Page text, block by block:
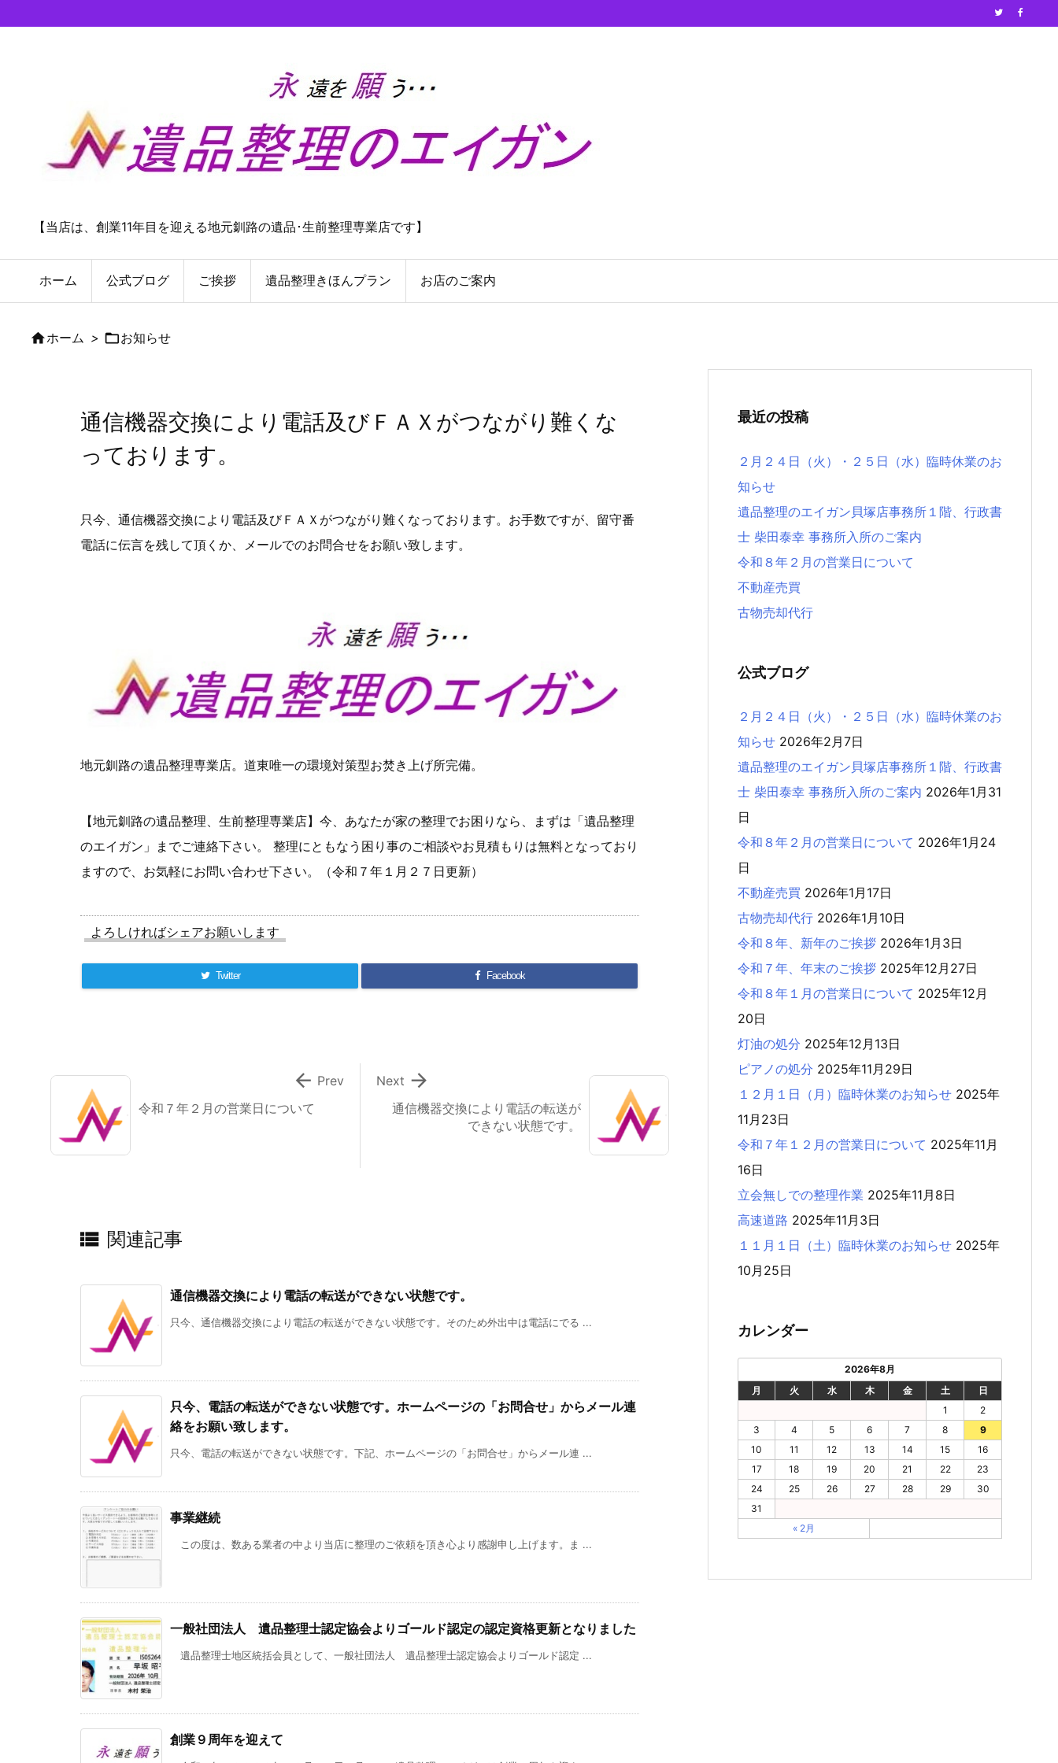
【当店は、創業11年目を迎える地元釧路の遺品･生前整理専業店です】
ホーム 公式ブログ ご挨拶 遺品整理きほんプラン お店のご案内
ホーム > お知らせ
通信機器交換により電話及びＦＡＸがつながり難くな
っております。
只今、通信機器交換により電話及びＦＡＸがつながり難くなっております。お手数ですが、留守番
電話に伝言を残して頂くか、メールでのお問合せをお願い致します。
地元釧路の遺品整理専業店。道東唯一の環境対策型お焚き上げ所完備。
【地元釧路の遺品整理、生前整理専業店】今、あなたが家の整理でお困りなら、まずは「遺品整理
のエイガン」までご連絡下さい。 整理にともなう困り事のご相談やお見積もりは無料となっており
ますので、お気軽にお問い合わせ下さい。（令和７年１月２７日更新）
よろしければシェアお願いします
Twitter Facebook
通信機器交換により電話の転送が
できない状態です。

Next
令和７年２月の営業日について
 Prev
 関連記事
通信機器交換により電話の転送ができない状態です。
只今、通信機器交換により電話の転送ができない状態です。そのため外出中は電話にでる ...
只今、電話の転送ができない状態です。ホームページの「お問合せ」からメール連
絡をお願い致します。
只今、電話の転送ができない状態です。下記、ホームページの「お問合せ」からメール連 ...
事業継続
この度は、数ある業者の中より当店に整理のご依頼を頂き心より感謝申し上げます。ま ...
一般社団法人 遺品整理士認定協会よりゴールド認定の認定資格更新となりました
遺品整理士地区統括会員として、一般社団法人 遺品整理士認定協会よりゴールド認定 ...
創業９周年を迎えて
最近の投稿
２月２４日（火）・２５日（水）臨時休業のお
知らせ
遺品整理のエイガン貝塚店事務所１階、行政書
士 柴田泰幸 事務所入所のご案内
令和８年２月の営業日について
不動産売買
古物売却代行
公式ブログ
２月２４日（火）・２５日（水）臨時休業のお
知らせ 2026年2月7日
遺品整理のエイガン貝塚店事務所１階、行政書
士 柴田泰幸 事務所入所のご案内 2026年1月31
日
令和８年２月の営業日について 2026年1月24
日
不動産売買 2026年1月17日
古物売却代行 2026年1月10日
令和８年、新年のご挨拶 2026年1月3日
令和７年、年末のご挨拶 2025年12月27日
令和８年１月の営業日について 2025年12月
20日
灯油の処分 2025年12月13日
ピアノの処分 2025年11月29日
１２月１日（月）臨時休業のお知らせ 2025年
11月23日
令和７年１２月の営業日について 2025年11月
16日
立会無しでの整理作業 2025年11月8日
高速道路 2025年11月3日
１１月１日（土）臨時休業のお知らせ 2025年
10月25日
カレンダー
2026年8月
月
火 水 木 金 土
日
1
2
3
4 5 6 7 8
9
10
11 12 13 14 15
16
17
18 19 20 21 22
23
24
25 26 27 28 29
30
31
« 2月